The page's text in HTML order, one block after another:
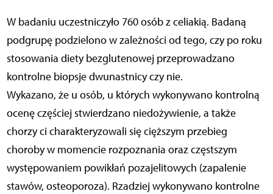
W badaniu uczestniczyło 760 osób z celiakią. Badaną
podgrupę podzielono w zależności od tego, czy po roku
stosowania diety bezglutenowej przeprowadzano
kontrolne biopsje dwunastnicy czy nie.
Wykazano, że u osób, u których wykonywano kontrolną
ocenę częściej stwierdzano niedożywienie, a także
chorzy ci charakteryzowali się cięższym przebieg
choroby w momencie rozpoznania oraz częstszym
występowaniem powikłań pozajelitowych (zapalenie
stawów, osteoporoza). Rzadziej wykonywano kontrolne